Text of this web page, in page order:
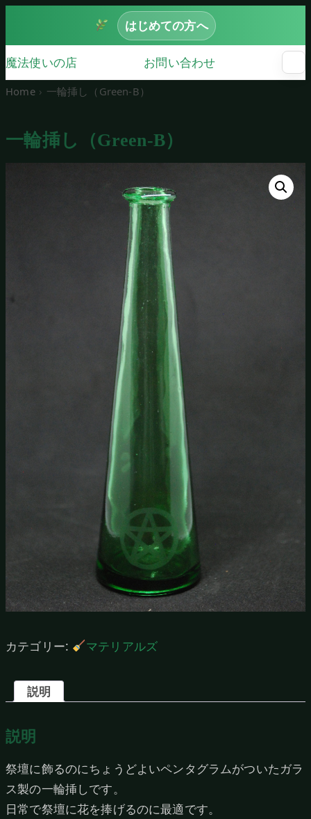
はじめての方へ
魔法使いの店 お問い合わせ
メ
Home 一輪挿し（Green‐B）
一輪挿し（Green‐B）
カテゴリー: マテリアルズ
説明
説明
祭壇に飾るのにちょうどよいペンタグラムがついたガラ
ス製の一輪挿しです。
日常で祭壇に花を捧げるのに最適です。